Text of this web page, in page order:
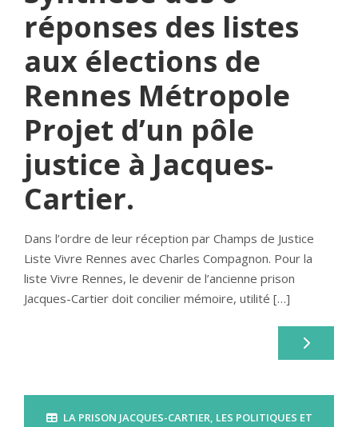
réponses des listes
aux élections de
Rennes Métropole
Projet d’un pôle
justice à Jacques-
Cartier.
Dans l’ordre de leur réception par Champs de Justice
Liste Vivre Rennes avec Charles Compagnon. Pour la
liste Vivre Rennes, le devenir de l’ancienne prison
Jacques-Cartier doit concilier mémoire, utilité […]
LA PRISON JACQUES-CARTIER, LES POLITIQUES ET